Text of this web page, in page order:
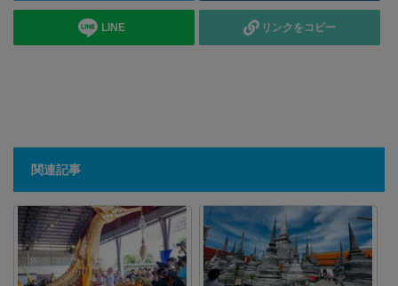
LINE リンクをコピー
関連記事